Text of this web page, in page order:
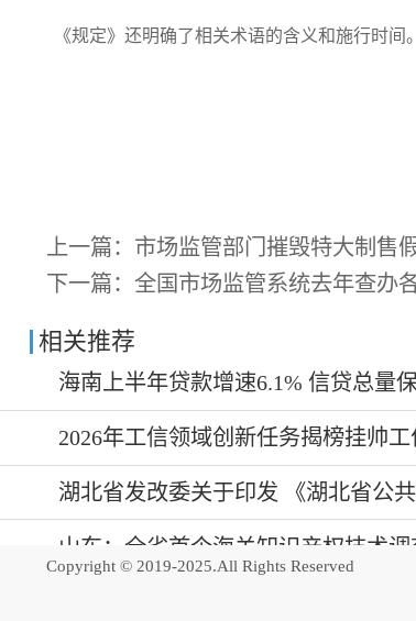
《规定》还明确了相关术语的含义和施行时间。
上一篇： 市场监管部门摧毁特大制售
下一篇： 全国市场监管系统去年查办
相关推荐
海南上半年贷款增速6.1% 信贷总量
2026年工信领域创新任务揭榜挂帅
湖北省发改委关于印发 《湖北省公
山东：全省首个海关知识产权技术
Copyright © 2019-2025.All Rights Reserved